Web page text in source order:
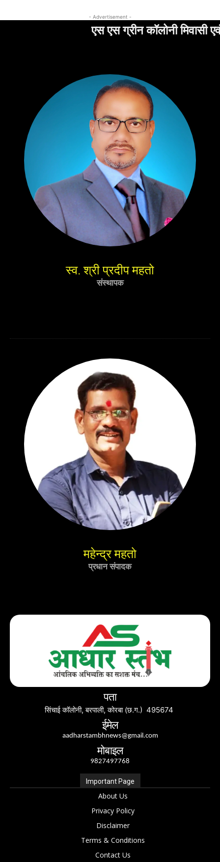
स्व. श्री प्रदीप महतो
संस्थापक
महेन्द्र महतो
प्रधान संपादक
पता
सिंचाई कॉलोनी, बरपाली, कोरबा (छ.ग.) 495674
ईमेल
aadharstambhnews@gmail.com
मोबाइल
9827497768
Important Page
About Us
Privacy Policy
Disclaimer
Terms & Conditions
Contact Us